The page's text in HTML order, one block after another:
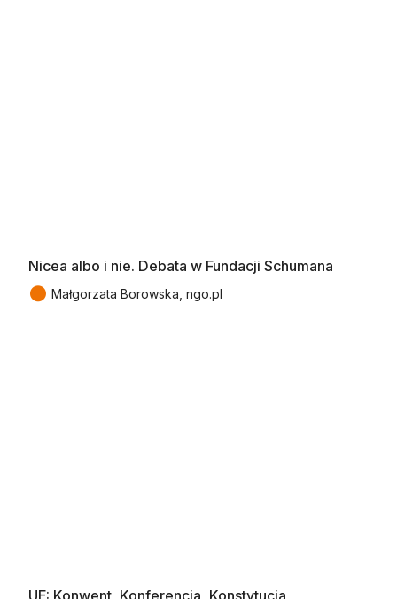
Nicea albo i nie. Debata w Fundacji Schumana
● Małgorzata Borowska, ngo.pl